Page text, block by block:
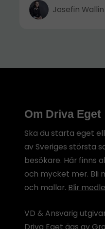
Josefin Wallin
Om Driva Eget
Ska du starta eget
av Sveriges största
besökare. Här finns
och mycket mer. Bli
och mallar. Blir
VD & Ansvarig
Driva Eget ägs av